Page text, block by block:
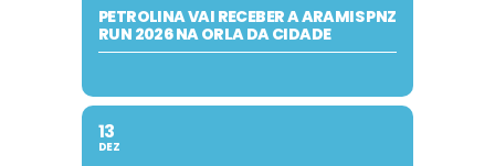
PETROLINA VAI RECEBER A ARAMIS PNZ
RUN 2026 NA ORLA DA CIDADE
13
DEZ